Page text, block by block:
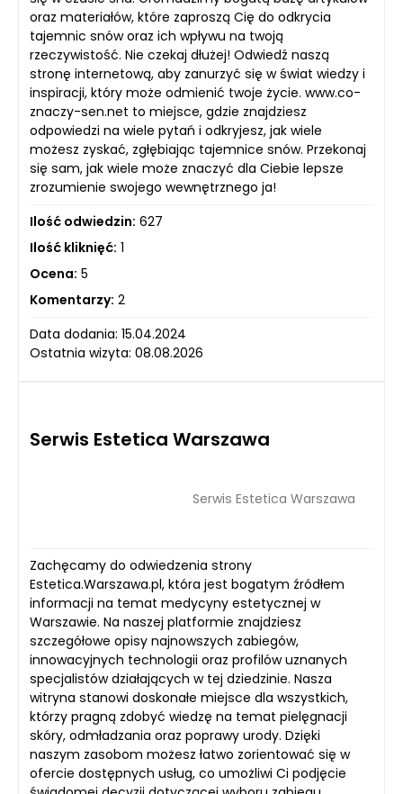
oraz materiałów, które zaproszą Cię do odkrycia
tajemnic snów oraz ich wpływu na twoją
rzeczywistość. Nie czekaj dłużej! Odwiedź naszą
stronę internetową, aby zanurzyć się w świat wiedzy i
inspiracji, który może odmienić twoje życie. www.co-
znaczy-sen.net to miejsce, gdzie znajdziesz
odpowiedzi na wiele pytań i odkryjesz, jak wiele
możesz zyskać, zgłębiając tajemnice snów. Przekonaj
się sam, jak wiele może znaczyć dla Ciebie lepsze
zrozumienie swojego wewnętrznego ja!
Ilość odwiedzin: 627
Ilość kliknięć: 1
Ocena: 5
Komentarzy: 2
Data dodania: 15.04.2024
Ostatnia wizyta: 08.08.2026
Serwis Estetica Warszawa
Serwis Estetica Warszawa
Zachęcamy do odwiedzenia strony
Estetica.Warszawa.pl, która jest bogatym źródłem
informacji na temat medycyny estetycznej w
Warszawie. Na naszej platformie znajdziesz
szczegółowe opisy najnowszych zabiegów,
innowacyjnych technologii oraz profilów uznanych
specjalistów działających w tej dziedzinie. Nasza
witryna stanowi doskonałe miejsce dla wszystkich,
którzy pragną zdobyć wiedzę na temat pielęgnacji
skóry, odmładzania oraz poprawy urody. Dzięki
naszym zasobom możesz łatwo zorientować się w
ofercie dostępnych usług, co umożliwi Ci podjęcie